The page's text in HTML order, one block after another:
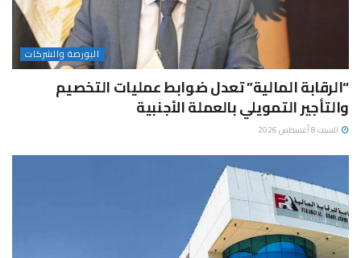
البورصة والشركات
“الرقابة المالية” تعدل ضوابط عمليات التخصيم
والتأجير التمويلي بالعملة الأجنبية
السبت 8 أغسطس 2026